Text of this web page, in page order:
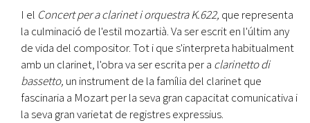
I el Concert per a clarinet i orquestra K.622, que representa
la culminació de l'estil mozartià. Va ser escrit en l'últim any
de vida del compositor. Tot i que s'interpreta habitualment
amb un clarinet, l'obra va ser escrita per a clarinetto di
bassetto, un instrument de la família del clarinet que
fascinaria a Mozart per la seva gran capacitat comunicativa i
la seva gran varietat de registres expressius.